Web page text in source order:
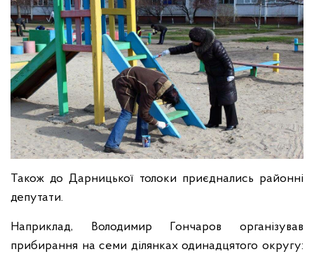
Також до Дарницької толоки приєднались районні
депутати.
Наприклад, Володимир Гончаров організував
прибирання на семи ділянках одинадцятого округу: